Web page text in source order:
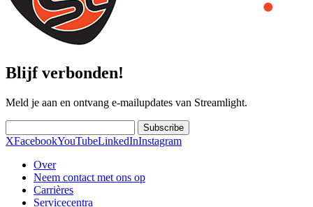
Blijf verbonden!
Meld je aan en ontvang e-mailupdates van Streamlight.
Subscribe
XFacebookYouTubeLinkedInInstagram
Over
Neem contact met ons op
Carrières
Servicecentra